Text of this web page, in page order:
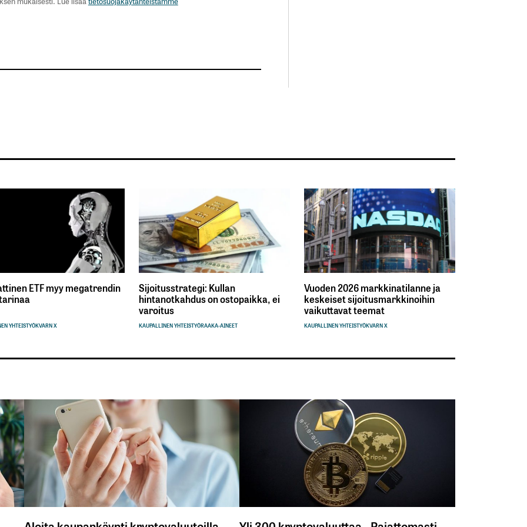
ETF myy megatrendin
YHTEISTYÖKVARN X
Sijoitusstrategi: Kullan
hintanotkahdus on ostopaikka, ei
varoitus
KAUPALLINEN YHTEISTYÖRAAKA-AINEET
Vuoden 2026 markkinatilanne ja
keskeiset sijoitusmarkkinoihin
vaikuttavat teemat
KAUPALLINEN YHTEISTYÖKVARN X